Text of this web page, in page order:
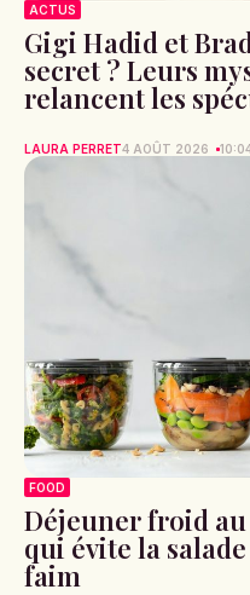
ACTUS
Gigi Hadid et
secret ? Leurs
relancent les
LAURA PERRET4 AOÛT 2026
FOOD
Déjeuner froid
qui évite la
faim